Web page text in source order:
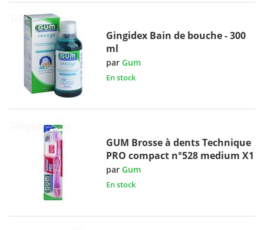
Gingidex Bain de bouche - 300
ml
parGum
En stock
GUM Brosse à dents Technique
PRO compact n°528 medium X1
parGum
En stock